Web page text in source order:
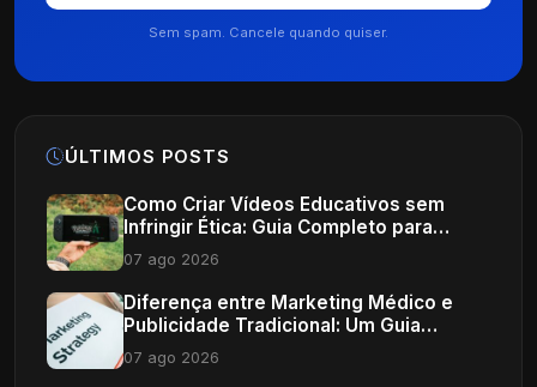
Sem spam. Cancele quando quiser.
ÚLTIMOS POSTS
Como Criar Vídeos Educativos sem
Infringir Ética: Guia Completo para
Profissionais de Saúde
07 ago 2026
Diferença entre Marketing Médico e
Publicidade Tradicional: Um Guia
Completo
07 ago 2026